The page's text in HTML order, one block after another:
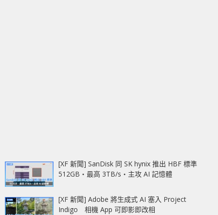
[XF 新聞] SanDisk 同 SK hynix 推出 HBF 標準
512GB‧最高 3TB/s‧主攻 AI 記憶體
[XF 新聞] Adobe 將生成式 AI 塞入 Project
Indigo 相機 App 可即影即改相